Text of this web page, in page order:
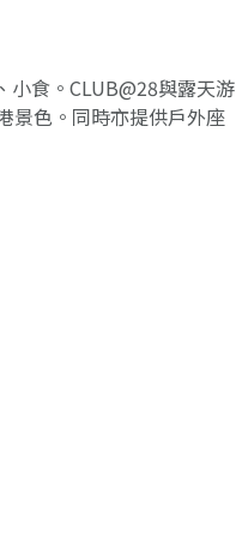
小食。CLUB@28與露天游
景色。同時亦提供戶外座